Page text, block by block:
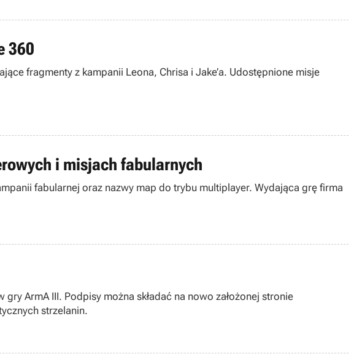
360
fragmenty z kampanii Leona, Chrisa i Jake’a. Udostępnione misje
i misjach fabularnych
fabularnej oraz nazwy map do trybu multiplayer. Wydająca grę firma
ArmA III. Podpisy można składać na nowo założonej stronie
strzelanin.